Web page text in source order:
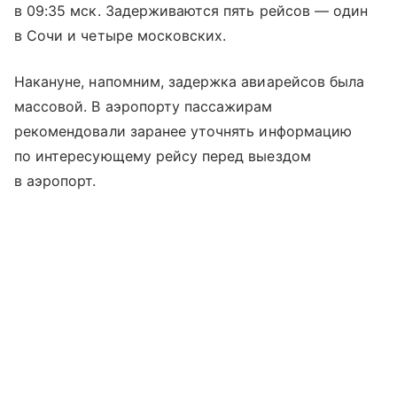
в 09:35 мск. Задерживаются пять рейсов — один
в Сочи и четыре московских.
Накануне, напомним, задержка авиарейсов была
массовой. В аэропорту пассажирам
рекомендовали заранее уточнять информацию
по интересующему рейсу перед выездом
в аэропорт.